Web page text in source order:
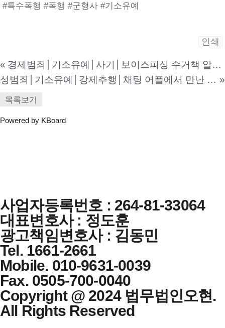
#특수폭행 #폭행 #군형사 #기소유예
인쇄
«
경제범죄│기소유예│사기│보이스피싱 수거책 알바를 본인도 모르게 담당하게 되어서 범죄에 연루된 사건
성범죄│기소유예│강제추행│채팅 어플에서 만난 미성년자와 술을 마시고 모텔로 가서 신체부위를 강제로 추행한 혐의로 조사를 받게 된 사건 »
목록보기
Powered by KBoard
사업자등록번호 : 264-81-33064
대표변호사 : 정도훈
광고책임변호사 : 김동민
Tel. 1661-2661
Mobile. 010-9631-0039
Fax. 0505-700-0040
Copyright @ 2024 법무법인오현.
All Rights Reserved